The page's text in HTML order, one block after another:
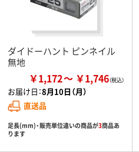
ダイドーハント ピンネイル
無地
￥1,172 ￥1,746
お届け日：8月10日（月）
直送品
足長(mm)・販売単位違いの商品が3商品あ
ります